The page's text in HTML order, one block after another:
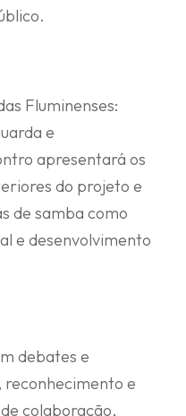
Fluminenses:
e
apresentará os
do projeto e
de samba como
e desenvolvimento
debates e
e
colaboração,